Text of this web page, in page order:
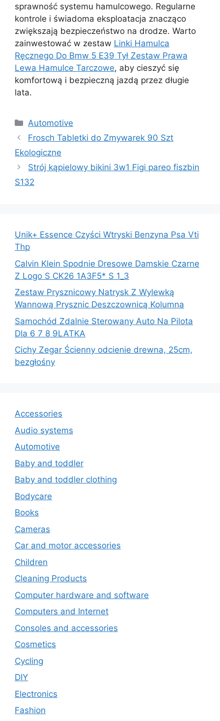
sprawność systemu hamulcowego. Regularne
kontrole i świadoma eksploatacja znacząco
zwiększają bezpieczeństwo na drodze. Warto
zainwestować w zestaw Linki Hamulca
Ręcznego Do Bmw 5 E39 Tył Zestaw Prawa
Lewa Hamulce Tarczowe, aby cieszyć się
komfortową i bezpieczną jazdą przez długie
lata.
Kategorie
Automotive
Frosch Tabletki do Zmywarek 90 Szt
Ekologiczne
Strój kąpielowy bikini 3w1 Figi pareo fiszbin
S132
Unik+ Essence Czyści Wtryski Benzyna Psa Vti
Thp
Calvin Klein Spodnie Dresowe Damskie Czarne
Z Logo S CK26 1A3F5* S 1_3
Zestaw Prysznicowy Natrysk Z Wylewką
Wannową Prysznic Deszczownicą Kolumna
Samochód Zdalnie Sterowany Auto Na Pilota
Dla 6 7 8 9LATKA
Cichy Zegar Ścienny odcienie drewna, 25cm,
bezgłośny
Accessories
Audio systems
Automotive
Baby and toddler
Baby and toddler clothing
Bodycare
Books
Cameras
Car and motor accessories
Children
Cleaning Products
Computer hardware and software
Computers and Internet
Consoles and accessories
Cosmetics
Cycling
DIY
Electronics
Fashion